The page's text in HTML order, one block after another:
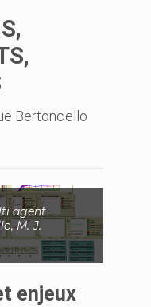
Bertoncello
agent
M.-J.
enjeux